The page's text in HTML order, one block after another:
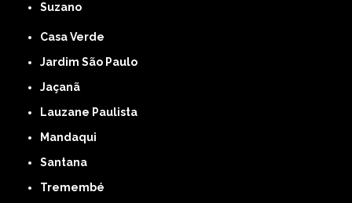
Suzano
Casa Verde
Jardim São Paulo
Jaçanã
Lauzane Paulista
Mandaqui
Santana
Tremembé